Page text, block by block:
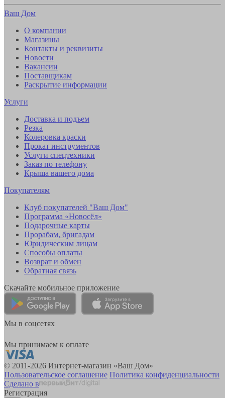
Ваш Дом
О компании
Магазины
Контакты и реквизиты
Новости
Вакансии
Поставщикам
Раскрытие информации
Услуги
Доставка и подъем
Резка
Колеровка краски
Прокат инструментов
Услуги спецтехники
Заказ по телефону
Крыша вашего дома
Покупателям
Клуб покупателей "Ваш Дом"
Программа «Новосёл»
Подарочные карты
Прорабам, бригадам
Юридическим лицам
Способы оплаты
Возврат и обмен
Обратная связь
Скачайте мобильное приложение
Мы в соцсетях
Мы принимаем к оплате
© 2011-2026 Интернет-магазин «Ваш Дом»
Пользовательское соглашение Политика конфиденциальности
Сделано в
Регистрация